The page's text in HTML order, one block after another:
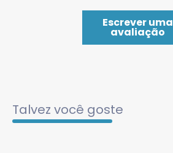
Escrever uma
avaliação
Talvez você goste